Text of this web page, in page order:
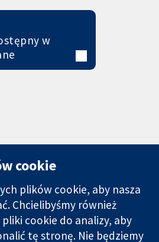
w
13 Cavendish
Kontakt
Nowości
Biuro
cookie
plików cookie, aby nasza
Chcielibyśmy również
cookie do analizy, aby
tę stronę. Nie będziemy